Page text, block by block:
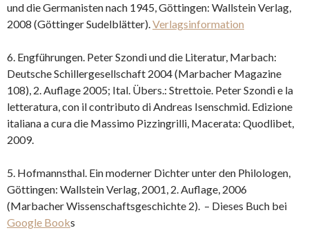
und die Germanisten nach 1945, Göttingen: Wallstein Verlag,
2008 (Göttinger Sudelblätter).Verlagsinformation
6. Engführungen. Peter Szondi und die Literatur, Marbach:
Deutsche Schillergesellschaft 2004 (Marbacher Magazine
108), 2. Auflage 2005; Ital. Übers.: Strettoie. Peter Szondi e la
letteratura, con il contributo di Andreas Isenschmid. Edizione
italiana a cura die Massimo Pizzingrilli, Macerata: Quodlibet,
2009.
5. Hofmannsthal. Ein moderner Dichter unter den Philologen,
Göttingen: Wallstein Verlag, 2001, 2. Auflage, 2006
(Marbacher Wissenschaftsgeschichte 2). – Dieses Buch bei
Google Books